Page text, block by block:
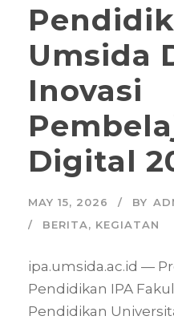
Umsida
Inovasi
Digital
MAY 15, 2026 BY
BERITA, KEGIATAN
ipa.umsida.ac.id —
Pendidikan IPA
Pendidikan